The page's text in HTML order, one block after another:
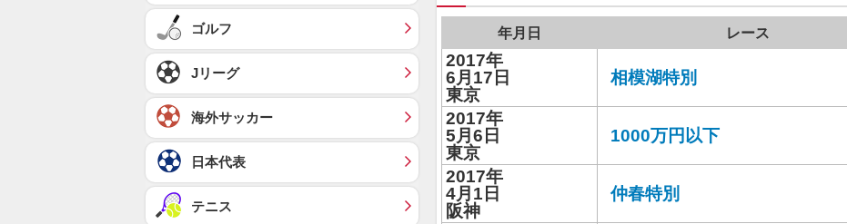
年月日 レース
2017年
6月17日
東京
相模湖特別
2017年
5月6日
東京
1000万円以下
2017年
4月1日
阪神
仲春特別
ゴルフ
Jリーグ
海外サッカー
日本代表
テニス